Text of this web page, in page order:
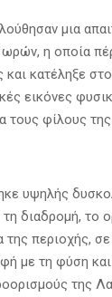
μια
ωρών, η οποία
κατέληξε
εικόνες
τους φίλους
υψηλής
διαδρομή, το
της περιοχής,
με τη φύση και
της